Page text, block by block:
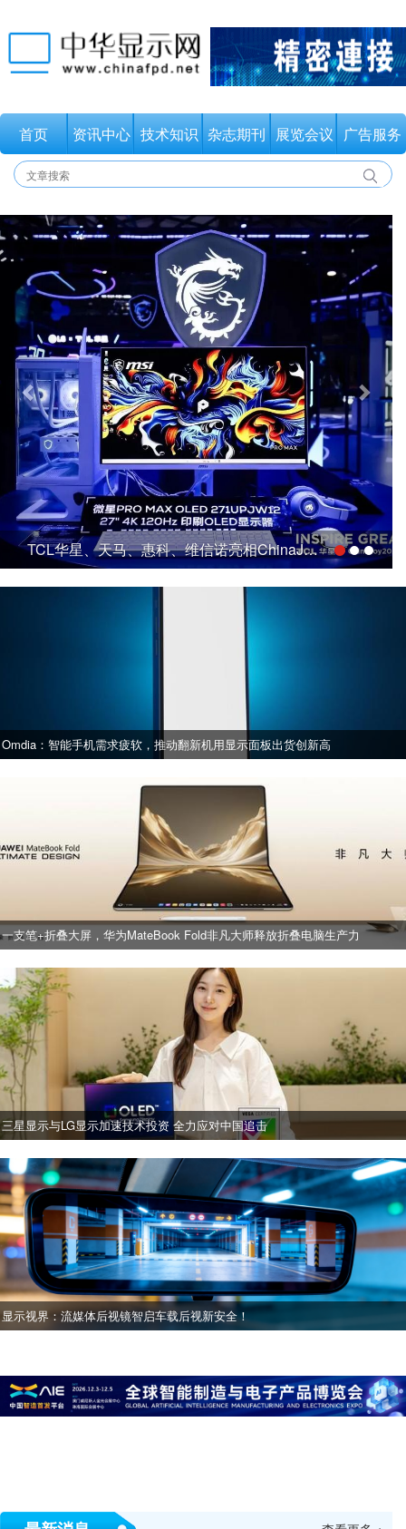
首页 资讯中心 技术知识 杂志期刊 展览会议 广告服务
TCL华星、天马、惠科、维信诺亮相ChinaJoy2026，发力显示器、游戏平板、潮玩等新品
上
页
下
页
Omdia：智能手机需求疲软，推动翻新机用显示面板出货创新高
一支笔+折叠大屏，华为MateBook Fold非凡大师释放折叠电脑生产力
三星显示与LG显示加速技术投资 全力应对中国追击
显示视界：流媒体后视镜智启车载后视新安全！